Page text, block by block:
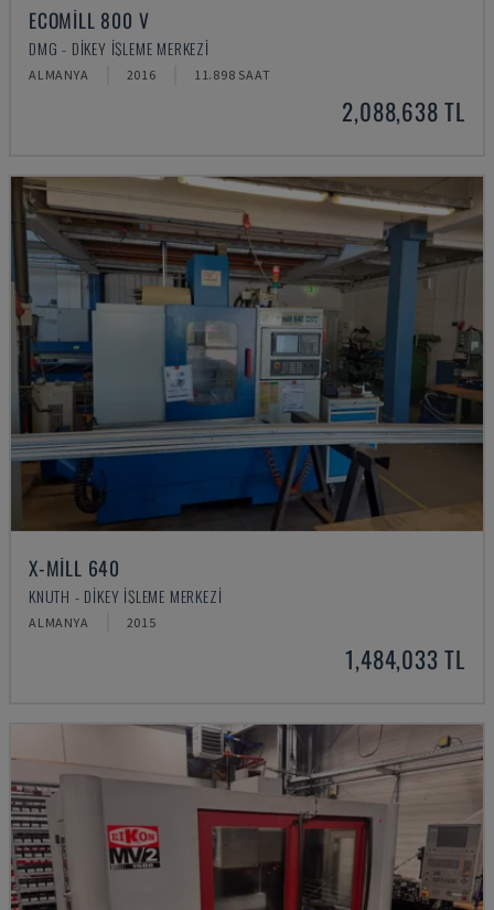
ECOMILL 800 V
DMG - DIKEY İŞLEME MERKEZI
ALMANYA 2016 11.898 SAAT
2,088,638 TL
X-MILL 640
KNUTH - DIKEY İŞLEME MERKEZI
ALMANYA 2015
1,484,033 TL